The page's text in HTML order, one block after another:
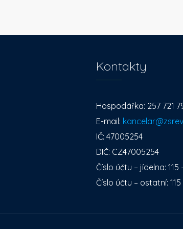
Kontakty
Hospodářka: 257 721
E-mail:
IČ: 47005254
DIČ: CZ47005254
Číslo účtu – jídelna: 115
Číslo účtu – ostatní: